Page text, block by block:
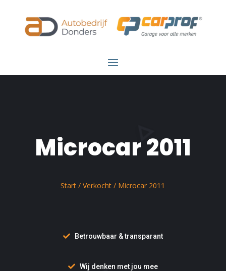
Microcar 2011
Start /Verkocht / Microcar 2011
Betrouwbaar & transparant
Wij denken met jou mee